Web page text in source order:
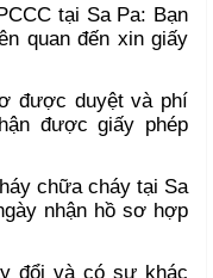
tại Sa Pa: Bạn
quan đến xin giấy
được duyệt và phí
được giấy phép
chữa cháy tại Sa
nhận hồ sơ hợp
đổi và có sự khác